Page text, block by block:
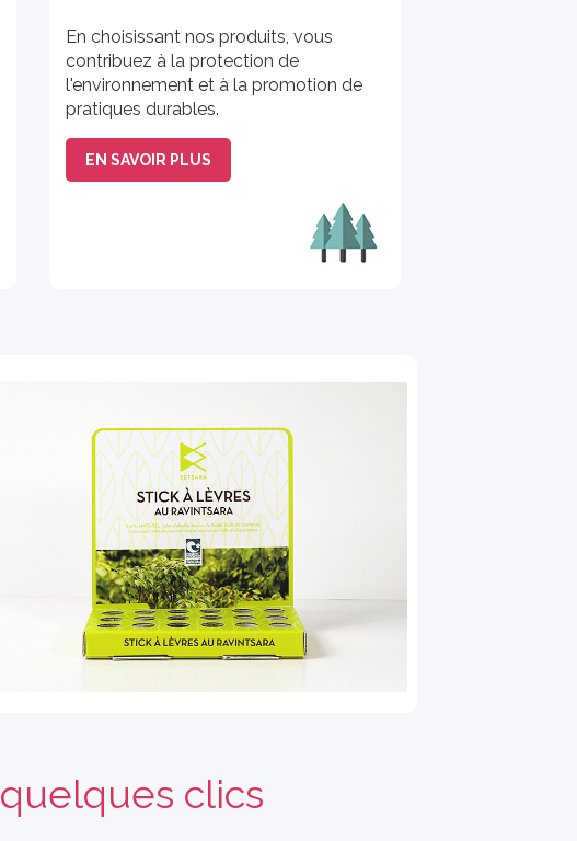
En choisissant nos produits, vous
contribuez à la protection de
l'environnement et à la promotion de
pratiques durables.
EN SAVOIR PLUS
quelques clics